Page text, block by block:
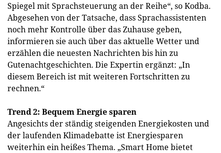
Spiegel mit Sprachsteuerung an der Reihe“, so Kodba.
Abgesehen von der Tatsache, dass Sprachassistenten
noch mehr Kontrolle über das Zuhause geben,
informieren sie auch über das aktuelle Wetter und
erzählen die neuesten Nachrichten bis hin zu
Gutenachtgeschichten. Die Expertin ergänzt: „In
diesem Bereich ist mit weiteren Fortschritten zu
rechnen.“
Trend 2: Bequem Energie sparen
Angesichts der ständig steigenden Energiekosten und
der laufenden Klimadebatte ist Energiesparen
weiterhin ein heißes Thema. „Smart Home bietet